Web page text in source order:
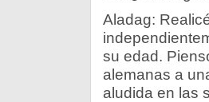
Aladag:
su edad.
alemanas a
aludida en las